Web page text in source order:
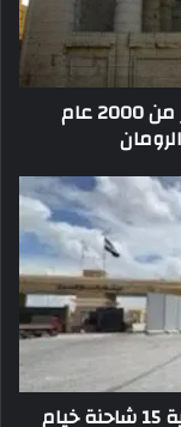
معبد كلابشة في أسوان.. عمره أكثر من 2000 عام
بدعم وكالة الإمارات للمساعدات الدولية 15 شاحنة خيام